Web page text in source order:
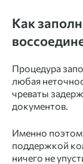
Как
Процедура
любая
чреваты
документов.
Именно
поддержкой
ничего не